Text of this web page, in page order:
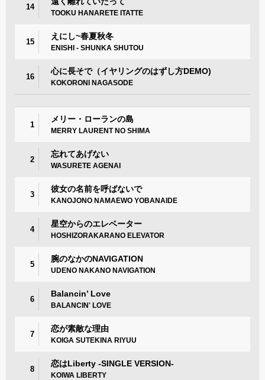
14
TOOKU HANARETE ITATTE
15
えにし~春夏秋冬
ENISHI - SHUNKA SHUTOU
16
心に長そで（イヤリングのはずし方DEMO)
KOKORONI NAGASODE
1
メリー・ローランの島
MERRY LAURENT NO SHIMA
2
忘れてあげない
WASURETE AGENAI
3
彼女の名前を呼ばないで
KANOJONO NAMAEWO YOBANAIDE
4
星空からのエレベーター
HOSHIZORAKARANO ELEVATOR
5
腕のなかのNAVIGATION
UDENO NAKANO NAVIGATION
6
Balancin’ Love
BALANCIN' LOVE
7
恋が素敵な理由
KOIGA SUTEKINA RIYUU
8
恋はLiberty -SINGLE VERSION-
KOIWA LIBERTY